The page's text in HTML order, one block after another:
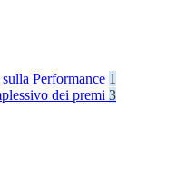
Performance 1
dei premi 3